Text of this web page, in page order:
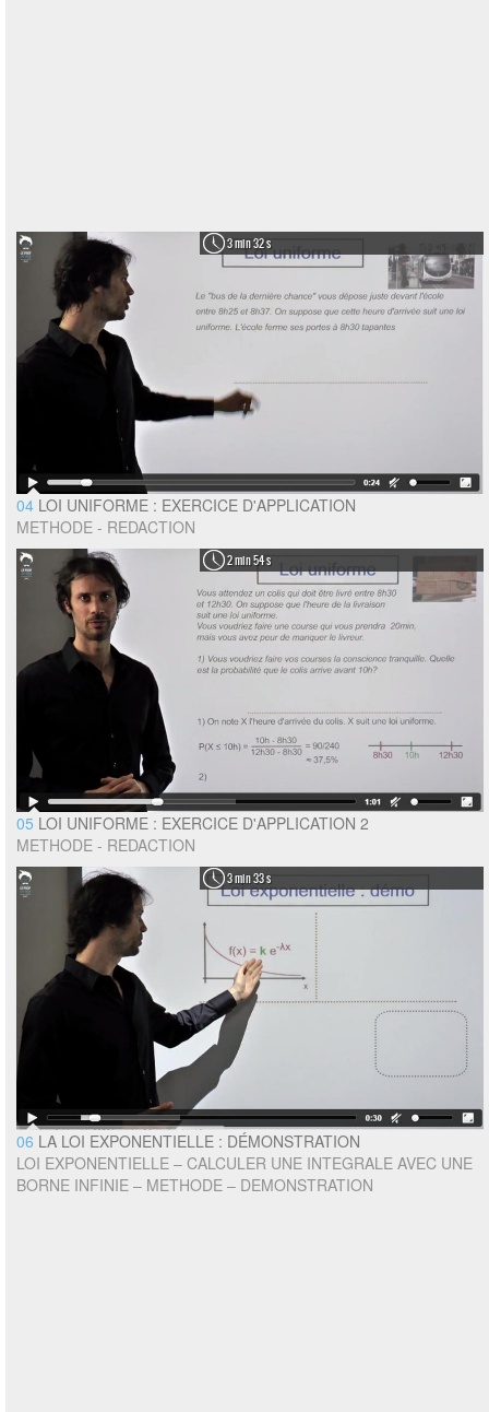
3 min 32 s
04 LOI UNIFORME : EXERCICE D'APPLICATION
METHODE - REDACTION
2 min 54 s
05 LOI UNIFORME : EXERCICE D'APPLICATION 2
METHODE - REDACTION
3 min 33 s
06 LA LOI EXPONENTIELLE : DÉMONSTRATION
LOI EXPONENTIELLE – CALCULER UNE INTEGRALE AVEC UNE
BORNE INFINIE – METHODE – DEMONSTRATION